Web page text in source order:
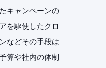
キャンペーンの
を駆使したクロ
などその手段は
算や社内の体制